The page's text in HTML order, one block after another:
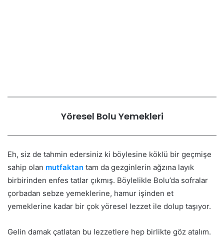
Yöresel Bolu Yemekleri
Eh, siz de tahmin edersiniz ki böylesine köklü bir geçmişe
sahip olan mutfaktan tam da gezginlerin ağzına layık
birbirinden enfes tatlar çıkmış. Böylelikle Bolu’da sofralar
çorbadan sebze yemeklerine, hamur işinden et
yemeklerine kadar bir çok yöresel lezzet ile dolup taşıyor.
Gelin damak çatlatan bu lezzetlere hep birlikte göz atalım.